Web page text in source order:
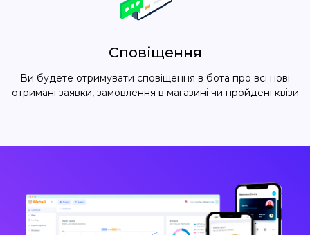
Сповіщення
Ви будете отримувати сповіщення в бота про всі нові
отримані заявки, замовлення в магазині чи пройдені квізи